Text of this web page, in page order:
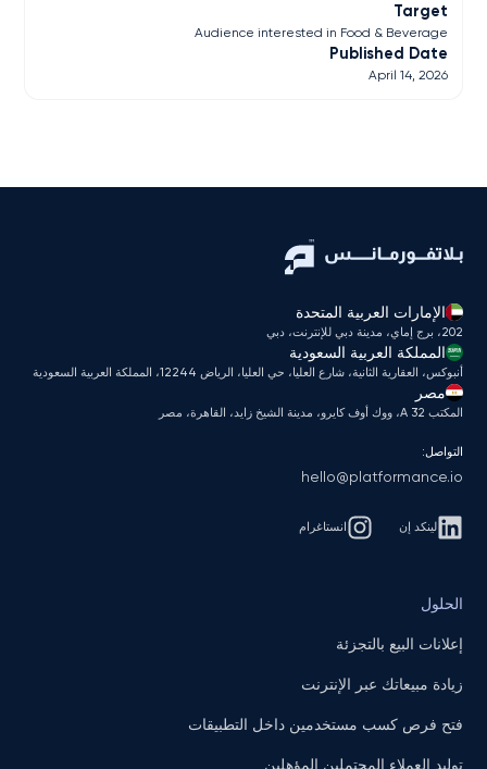
Target
Audience interested in Food & Beverage
Published Date
April 14, 2026
الإمارات العربية المتحدة
202، برج إماي، مدينة دبي للإنترنت، دبي
المملكة العربية السعودية
أنبوكس، العقارية الثانية، شارع العليا، حي العليا، الرياض 12244، المملكة العربية السعودية
مصر
المكتب A 32، ووك أوف كايرو، مدينة الشيخ زايد، القاهرة، مصر
التواصل:
hello@platformance.io
لينكد إن انستاغرام
الحلول
إعلانات البيع بالتجزئة
زيادة مبيعاتك عبر الإنترنت
فتح فرص كسب مستخدمين داخل التطبيقات
توليد العملاء المحتملين المؤهلين